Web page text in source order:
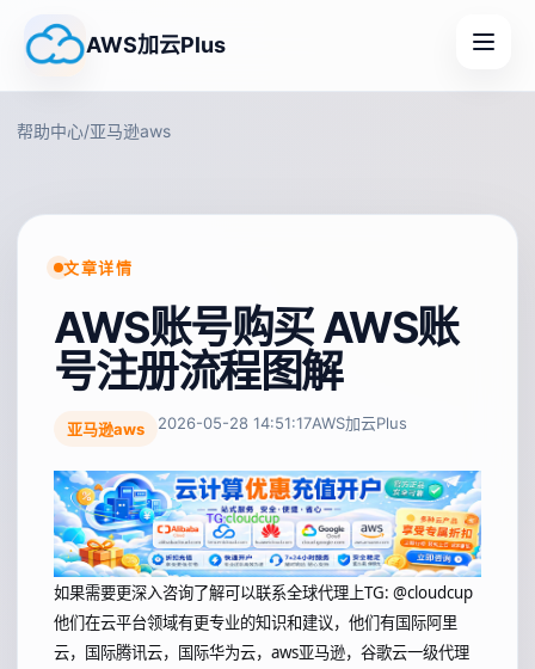
AWS加云Plus
帮助中心/亚马逊aws
文章详情
AWS账号购买 AWS账
号注册流程图解
亚马逊aws 2026-05-28 14:51:17AWS加云Plus
如果需要更深入咨询了解可以联系全球代理上TG: @cloudcup
他们在云平台领域有更专业的知识和建议，他们有国际阿里
云，国际腾讯云，国际华为云，aws亚马逊，谷歌云一级代理